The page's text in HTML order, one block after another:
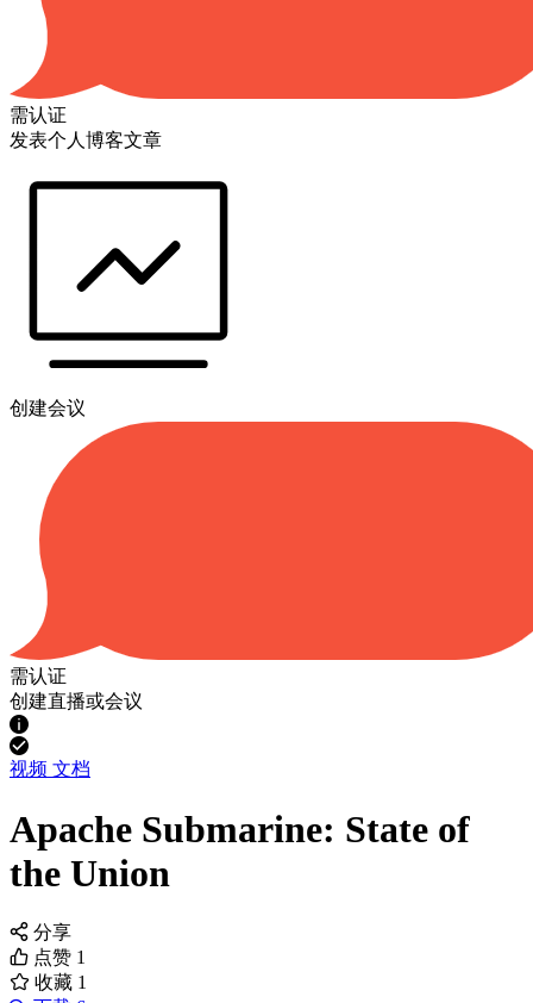
需认证
发表个人博客文章
创建会议
需认证
创建直播或会议
视频 文档
Apache Submarine: State of
the Union
分享
点赞 1
收藏 1